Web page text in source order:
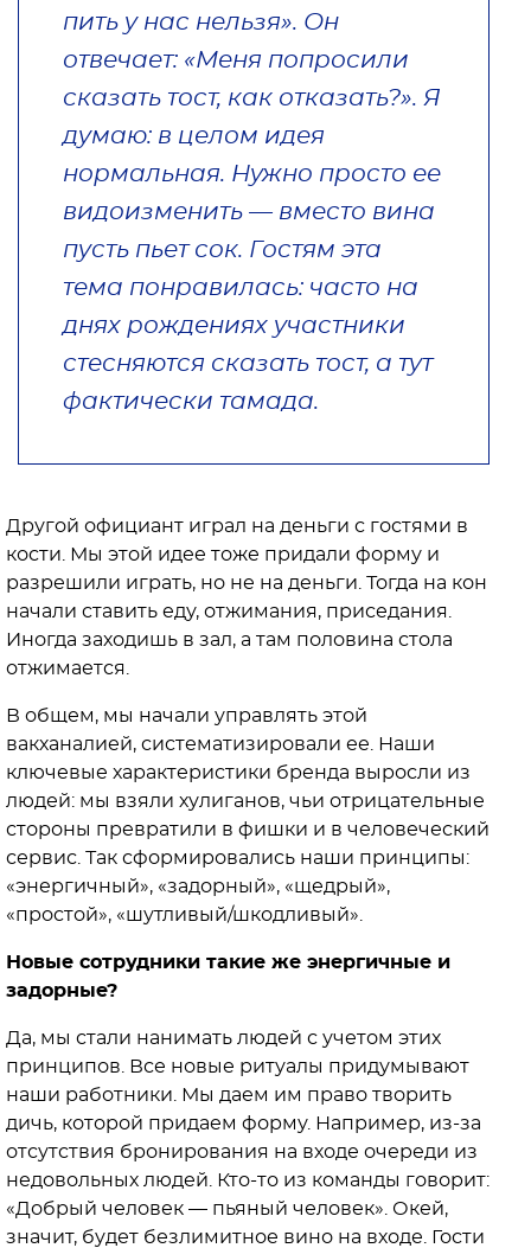
пить у нас нельзя». Он
отвечает: «Меня попросили
сказать тост, как отказать?». Я
думаю: в целом идея
нормальная. Нужно просто ее
видоизменить — вместо вина
пусть пьет сок. Гостям эта
тема понравилась: часто на
днях рождениях участники
стесняются сказать тост, а тут
фактически тамада.
Другой официант играл на деньги с гостями в
кости. Мы этой идее тоже придали форму и
разрешили играть, но не на деньги. Тогда на кон
начали ставить еду, отжимания, приседания.
Иногда заходишь в зал, а там половина стола
отжимается.
В общем, мы начали управлять этой
вакханалией, систематизировали ее. Наши
ключевые характеристики бренда выросли из
людей: мы взяли хулиганов, чьи отрицательные
стороны превратили в фишки и в человеческий
сервис. Так сформировались наши принципы:
«энергичный», «задорный», «щедрый»,
«простой», «шутливый/шкодливый».
Новые сотрудники такие же энергичные и
задорные?
Да, мы стали нанимать людей с учетом этих
принципов. Все новые ритуалы придумывают
наши работники. Мы даем им право творить
дичь, которой придаем форму. Например, из-за
отсутствия бронирования на входе очереди из
недовольных людей. Кто-то из команды говорит:
«Добрый человек — пьяный человек». Окей,
значит, будет безлимитное вино на входе. Гости